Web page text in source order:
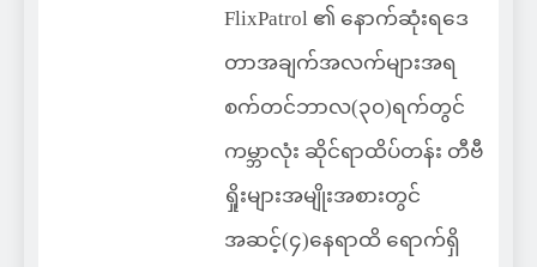
FlixPatrol ၏ နောက်ဆုံးရဒေ
တာအချက်အလက်များအရ
စက်တင်ဘာလ(၃၀)ရက်တွင်
ကမ္ဘာလုံး ဆိုင်ရာထိပ်တန်း တီဗီ
ရှိုးများအမျိုးအစားတွင်
အဆင့်(၄)နေရာထိ ရောက်ရှိ